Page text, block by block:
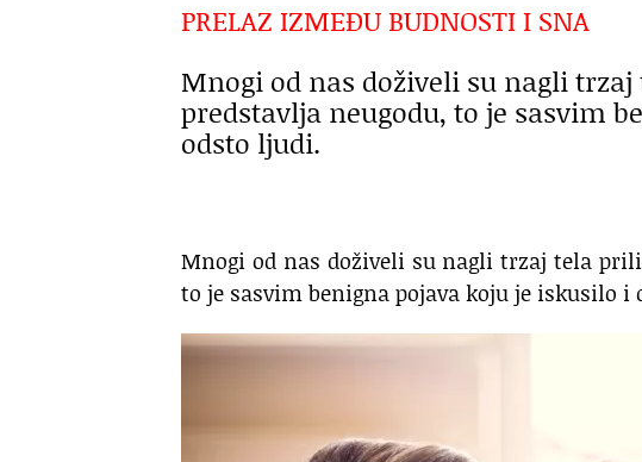
PRELAZ IZMEĐU BUDNOSTI I SNA
Mnogi od nas doživeli su nagli
predstavlja neugodu, to je sasvim
odsto ljudi.
Mnogi od nas doživeli su nagli trzaj tela
to je sasvim benigna pojava koju je iskusilo i